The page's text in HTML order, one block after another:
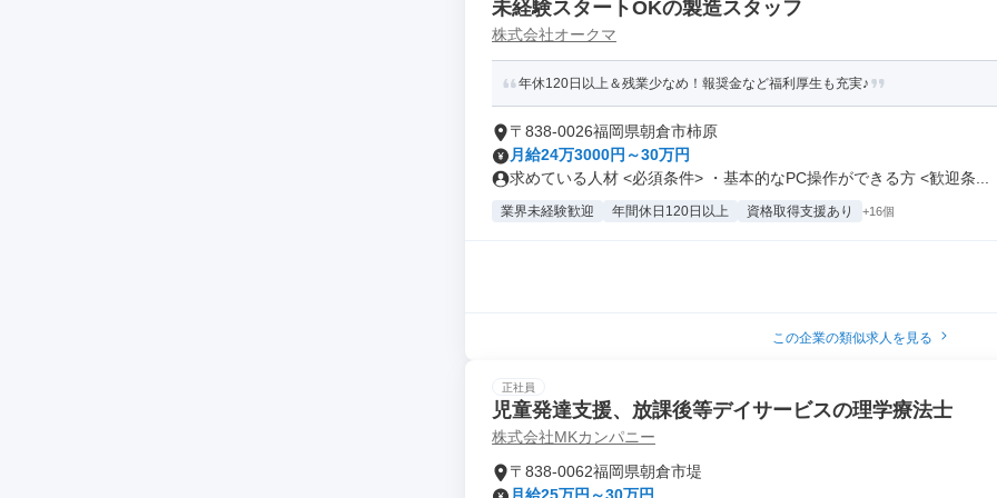
未経験スタートOKの製造スタッフ
株式会社オークマ
年休120日以上＆残業少なめ！報奨金など福利厚生も充実♪
〒838-0026福岡県朝倉市柿原
月給24万3000円～30万円
求めている人材 <必須条件> ・基本的なPC操作ができる方 <歓迎条...
業界未経験歓迎 年間休日120日以上 資格取得支援あり +16個
この企業の類似求人を見る
正社員
児童発達支援、放課後等デイサービスの理学療法士
株式会社MKカンパニー
〒838-0062福岡県朝倉市堤